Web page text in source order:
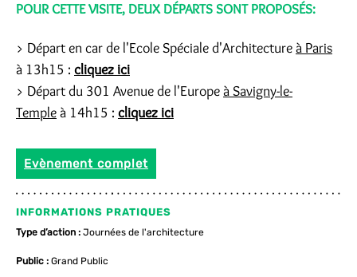
POUR CETTE VISITE, DEUX DÉPARTS SONT PROPOSÉS:
> Départ en car de l'Ecole Spéciale d'Architectureà Paris
à 13h15 : cliquez ici
> Départ du 301 Avenue de l'Europeà Savigny-le-
Templeà 14h15 : cliquez ici
Evènement complet
INFORMATIONS PRATIQUES
Type d’action : Journées de l'architecture
Public : Grand Public